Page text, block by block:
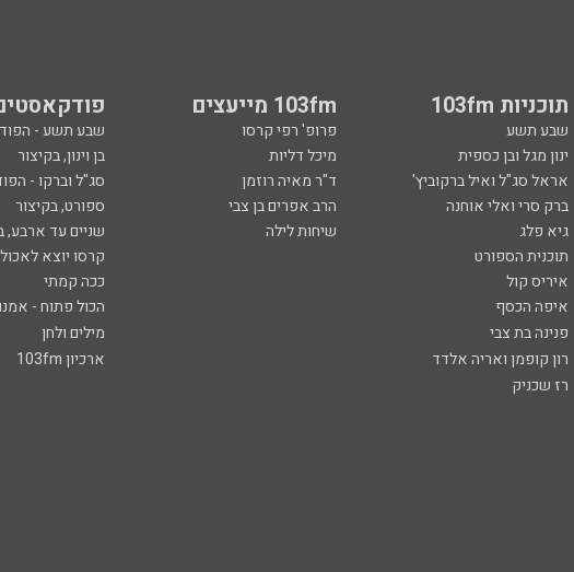
תוכניות 103fm 103fm מייעצים
שבע תשע פרופ' רפי קרסו שבע תשע -
ינון מגל ובן כספית
מיכל דליות בן וינון, בקיצור
אראל סג"ל ואיל ברקוביץ'
ד"ר מאיה רוזמן סג"ל וברקו -
ברק סרי ואלי אוחנה
הרב אפרים בן צבי ספורט, בקיצור
גיא פלג
שיחות לילה שניים עד ארבע,
תוכנית הספורט
קרסו יוצא לאכול
איריס קול
ככה קמתי
איפה הכסף
הכול פתוח -
פנינה בת צבי
מילים ולחן
רון קופמן ואריה אלדד
ארכיון 103fm
רז שכניק